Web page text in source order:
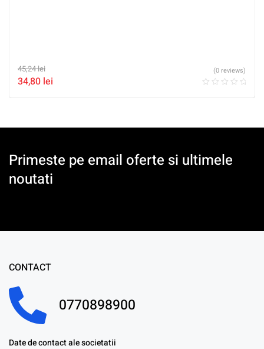
45,24lei
34,80 lei
(0 reviews)
Primeste pe email oferte si ultimele
noutati
CONTACT
0770898900
Date de contact ale societatii